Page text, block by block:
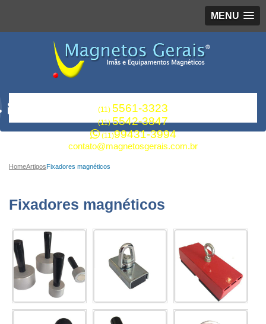
MENU
(11) 5561-3323
(11)5542-3847
(11)99431-3994
contato@magnetosgerais.com.br
HomeArtigosFixadores magnéticos
Fixadores magnéticos